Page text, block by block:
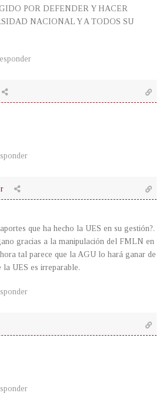
POR DEFENDER Y HACER
NACIONAL Y A TODOS SU
que ha hecho la UES en su gestión?.
gracias a la manipulación del FMLN en
tal parece que la AGU lo hará ganar de
la UES es irreparable.